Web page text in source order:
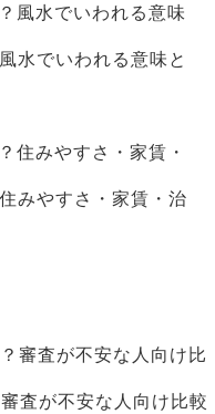
水でいわれる意味と
みやすさ・家賃・治
査が不安な人向け比較